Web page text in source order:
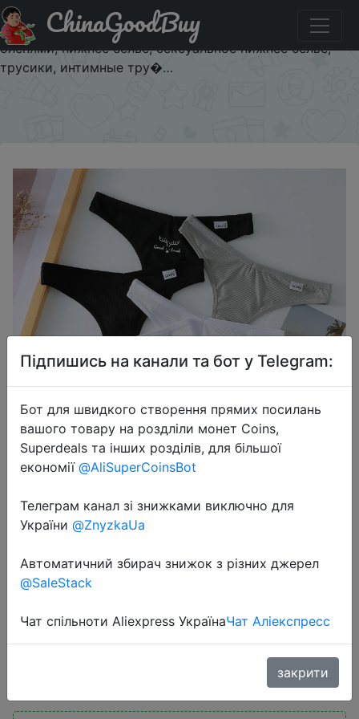
Придбати по знижці $1/1 Стринги, сексуальные
женские трусики, дышащие трусики-стринги с
оленями, нижнее белье, сексуальное нижнее белье,
трусики, интимные тру�…
ChinaGoodBuy
Стринги, сексуальные женские
трусики, дышащие трусики-
стринги с оленями, нижнее белье,
сексуальное нижнее белье,
Підпишись на канали та бот у Telegram:
Бот для швидкого створення прямих посилань
вашого товару на роздліли монет Coins,
Superdeals та інших розділів, для більшої
економії @AliSuperCoinsBot
Телеграм канал зі знижками виключно для
України @ZnyzkaUa
Автоматичний збирач знижок з різних джерел
@SaleStack
Чат спільноти Aliexpress УкраїнаЧат Аліекспресс
закрити